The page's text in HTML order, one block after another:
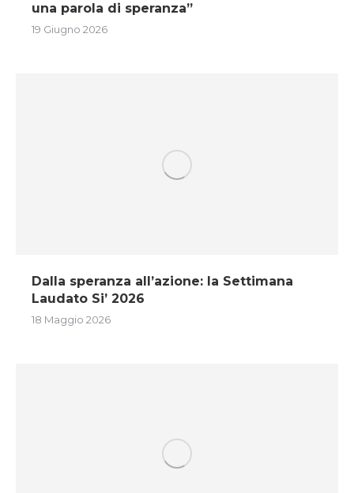
una parola di speranza”
19 Giugno 2026
Dalla speranza all’azione: la Settimana
Laudato Si’ 2026
18 Maggio 2026